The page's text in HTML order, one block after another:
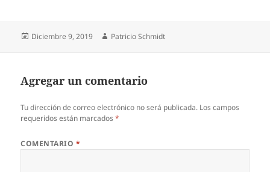
Publicado
Diciembre 9, 2019 Autor
Patricio Schmidt
Agregar un comentario
Tu dirección de correo electrónico no será publicada. Los campos
requeridos están marcados*
COMENTARIO *